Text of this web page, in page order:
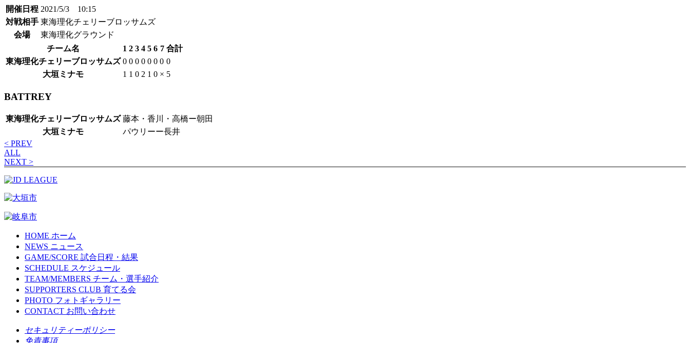
開催日程 2021/5/3 10:15
対戦相手 東海理化チェリーブロッサムズ
会場
東海理化グラウンド
チーム名
1 2 3 4 5 6 7 合計
東海理化チェリーブロッサムズ 0 0 0 0 0 0 0 0
大垣ミナモ
1 1 0 2 1 0 × 5
BATTREY
東海理化チェリーブロッサムズ 藤本・香川・高橋ー朝田
大垣ミナモ
パウリーー長井
< PREV
ALL
NEXT >
HOME ホーム
NEWS ニュース
GAME/SCORE 試合日程・結果
SCHEDULE スケジュール
TEAM/MEMBERS チーム・選手紹介
SUPPORTERS CLUB 育てる会
PHOTO フォトギャラリー
CONTACT お問い合わせ
セキュリティーポリシー
免責事項